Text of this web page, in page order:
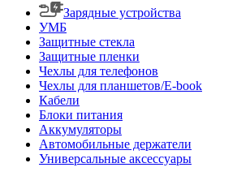
Зарядные устройства
УМБ
Защитные стекла
Защитные пленки
Чехлы для телефонов
Чехлы для планшетов/E-book
Кабели
Блоки питания
Аккумуляторы
Автомобильные держатели
Универсальные аксессуары